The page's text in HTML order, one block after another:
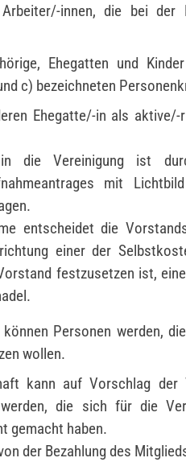
innen, die bei der
Ehegatten und
c) bezeichneten
Ehegatte/-in als
die Vereinigung ist
mit
entscheidet die
einer der
festzusetzen ist,
Personen werden,
wollen.
kann auf Vorschlag der
die sich für die
gemacht haben.
der Bezahlung des